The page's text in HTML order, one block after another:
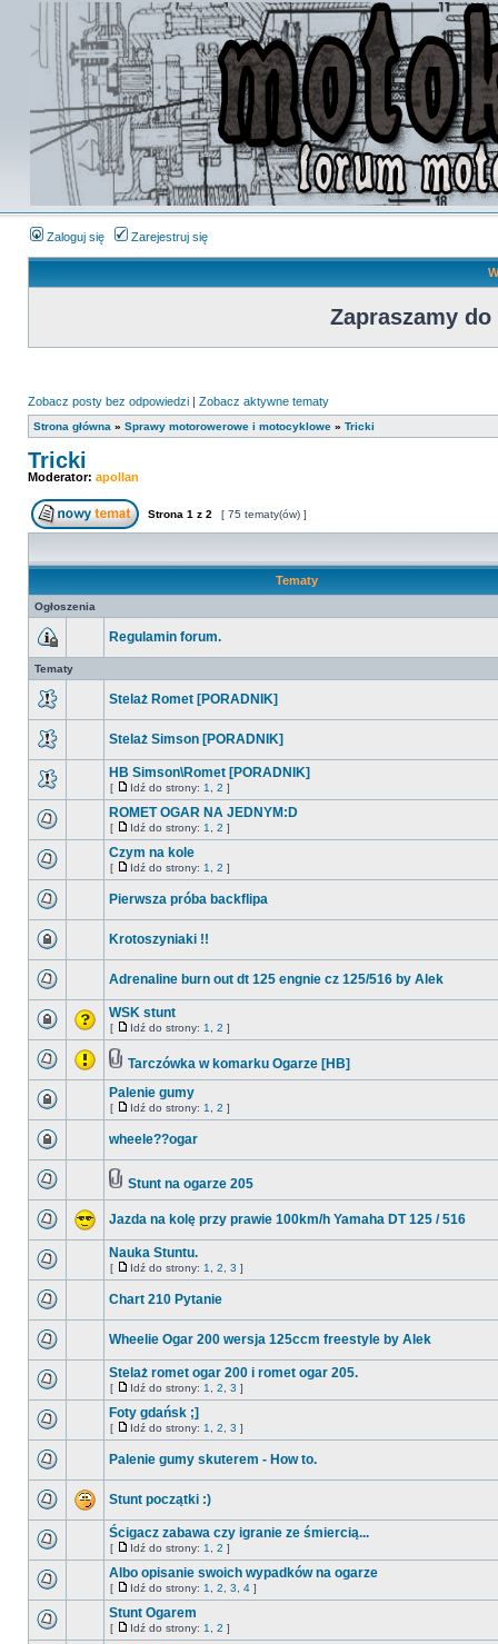
Zaloguj się Zarejestruj się
Zapraszamy do
Zobacz posty bez odpowiedzi | Zobacz aktywne tematy
Strona główna » Sprawy motorowerowe i motocyklowe » Tricki
Tricki
Moderator: apollan
Strona 1 z 2 [ 75 tematy(ów) ]
Tematy
Ogłoszenia
Regulamin forum.
Tematy
Stelaż Romet [PORADNIK]
Stelaż Simson [PORADNIK]
HB Simson\Romet [PORADNIK]
[ Idź do strony: 1 2 ]
ROMET OGAR NA JEDNYM:D
[ Idź do strony: 1 2 ]
Czym na kole
[ Idź do strony: 1 2 ]
Pierwsza próba backflipa
Krotoszyniaki !!
Adrenaline burn out dt 125 engnie cz 125/516 by Alek
WSK stunt
[ Idź do strony: 1 2 ]
Tarczówka w komarku Ogarze [HB]
Palenie gumy
[ Idź do strony: 1 2 ]
wheele??ogar
Stunt na ogarze 205
Jazda na kolę przy prawie 100km/h Yamaha DT 125 / 516
Nauka Stuntu.
[ Idź do strony: 1 2 3 ]
Chart 210 Pytanie
Wheelie Ogar 200 wersja 125ccm freestyle by Alek
Stelaż romet ogar 200 i romet ogar 205.
[ Idź do strony: 1 2 3 ]
Foty gdańsk ;]
[ Idź do strony: 1 2 3 ]
Palenie gumy skuterem - How to.
Stunt początki :)
Ścigacz zabawa czy igranie ze śmiercią...
[ Idź do strony: 1 2 ]
Albo opisanie swoich wypadków na ogarze
[ Idź do strony: 1 2 3 4 ]
Stunt Ogarem
[ Idź do strony: 1 2 ]